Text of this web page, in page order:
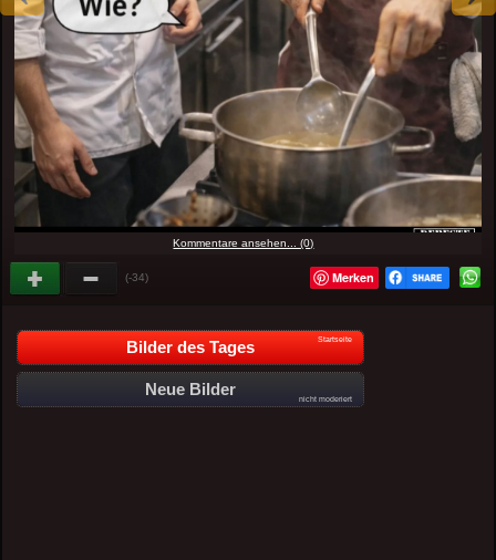
Kommentare ansehen... (0)
(-34) Merken
Bilder des Tages Startseite
Neue Bilder
nicht moderiert